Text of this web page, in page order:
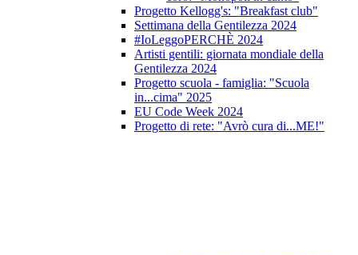
Progetto Kellogg's: "Breakfast club"
Settimana della Gentilezza 2024
#IoLeggoPERCHÈ 2024
Artisti gentili: giornata mondiale della
Gentilezza 2024
Progetto scuola - famiglia: "Scuola
in...cima" 2025
EU Code Week 2024
Progetto di rete: "Avrò cura di...ME!"